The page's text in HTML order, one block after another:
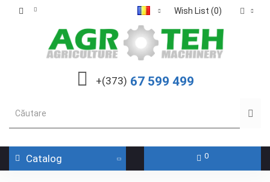
Wish List (0)
+(373) 67 599 499
Catalog 0